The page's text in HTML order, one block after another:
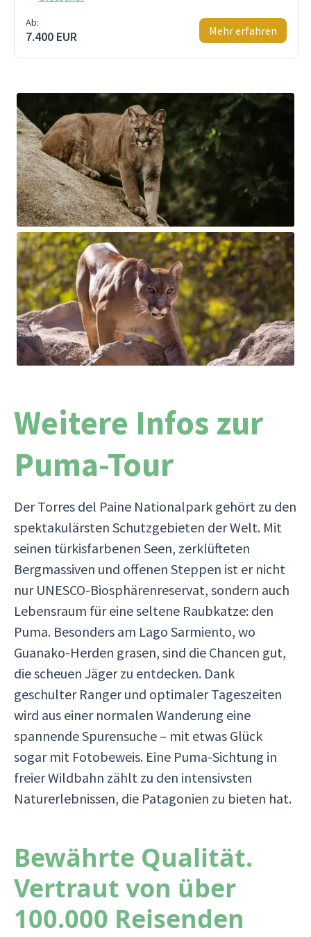
Ab:
7.400 EUR Mehr erfahren
Weitere Infos zur
Puma-Tour
Der Torres del Paine Nationalpark gehört zu den
spektakulärsten Schutzgebieten der Welt. Mit
seinen türkisfarbenen Seen, zerklüfteten
Bergmassiven und offenen Steppen ist er nicht
nur UNESCO-Biosphärenreservat, sondern auch
Lebensraum für eine seltene Raubkatze: den
Puma. Besonders am Lago Sarmiento, wo
Guanako-Herden grasen, sind die Chancen gut,
die scheuen Jäger zu entdecken. Dank
geschulter Ranger und optimaler Tageszeiten
wird aus einer normalen Wanderung eine
spannende Spurensuche – mit etwas Glück
sogar mit Fotobeweis. Eine Puma-Sichtung in
freier Wildbahn zählt zu den intensivsten
Naturerlebnissen, die Patagonien zu bieten hat.
Bewährte Qualität.
Vertraut von über
100.000 Reisenden